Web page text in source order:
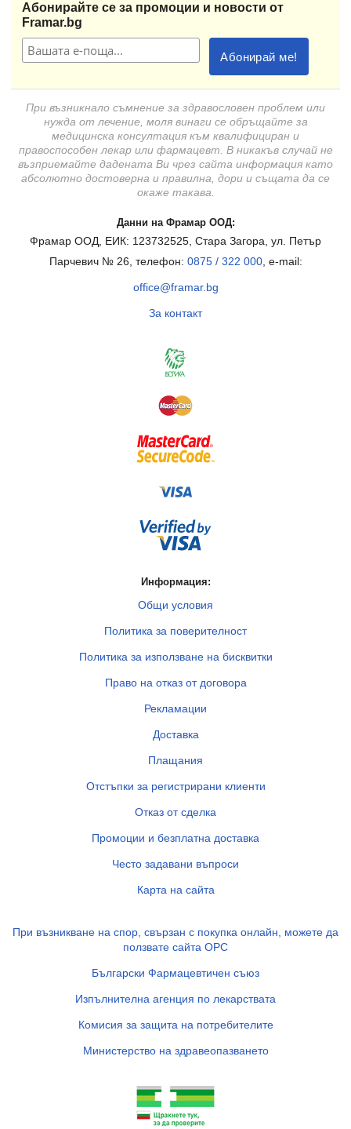
Абонирайте се за промоции и новости от
Framar.bg
При възникнало съмнение за здравословен проблем или
нужда от лечение, моля винаги се обръщайте за
медицинска консултация към квалифициран и
правоспособен лекар или фармацевт. В никакъв случай не
възприемайте дадената Ви чрез сайта информация като
абсолютно достоверна и правилна, дори и същата да се
окаже такава.
Данни на Фрамар ООД:
Фрамар ООД, ЕИК: 123732525, Стара Загора, ул. Петър
Парчевич № 26, телефон: 0875 / 322 000, e-mail:
office@framar.bg
За контакт
Информация:
Общи условия
Политика за поверителност
Политика за използване на бисквитки
Право на отказ от договора
Рекламации
Доставка
Плащания
Отстъпки за регистрирани клиенти
Отказ от сделка
Промоции и безплатна доставка
Често задавани въпроси
Карта на сайта
При възникване на спор, свързан с покупка онлайн, можете да
ползвате сайта ОРС
Български Фармацевтичен съюз
Изпълнителна агенция по лекарствата
Комисия за защита на потребителите
Министерство на здравеопазването